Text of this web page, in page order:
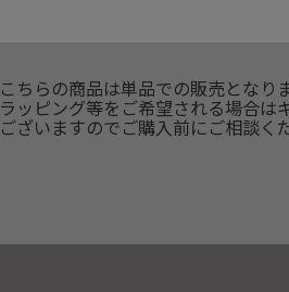
こちらの商品は単品での販売となりま
ラッピング等をご希望される場合は
ございますのでご購入前にご相談く